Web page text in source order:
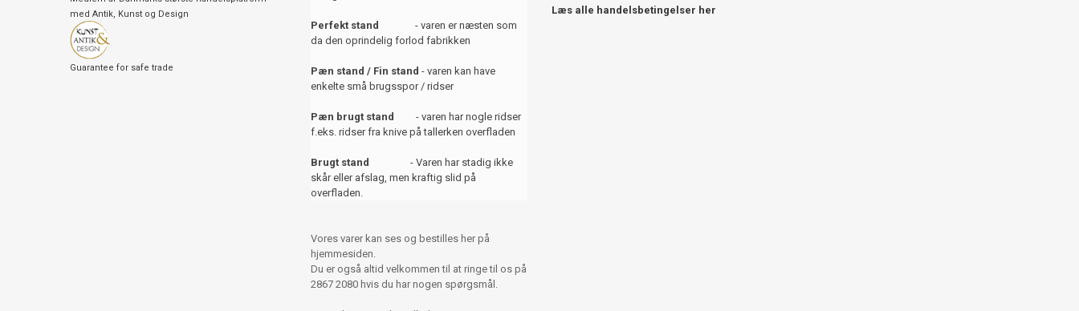
med Antik, Kunst og Design
Guarantee for safe trade
Perfekt stand
- varen er næsten som
da den oprindelig forlod fabrikken
Pæn stand / Fin stand - varen kan have
enkelte små brugsspor / ridser
Pæn brugt stand
- varen har nogle ridser
f.eks. ridser fra knive på tallerken overfladen
Brugt stand
- Varen har stadig ikke
skår eller afslag, men kraftig slid på
overfladen.
Vores varer kan ses og bestilles her på
hjemmesiden.
Du er også altid velkommen til at ringe til os på
2867 2080 hvis du har nogen spørgsmål.
Læs alle handelsbetingelser her